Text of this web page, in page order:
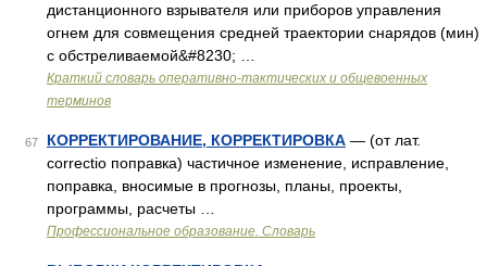
дистанционного взрывателя или приборов управления
огнем для совмещения средней траектории снарядов (мин)
с обстреливаемой&#8230; …
Краткий словарь оперативно-тактических и общевоенных
терминов
67 КОРРЕКТИРОВАНИЕ, КОРРЕКТИРОВКА — (от лат.
correctio поправка) частичное изменение, исправление,
поправка, вносимые в прогнозы, планы, проекты,
программы, расчеты …
Профессиональное образование. Словарь